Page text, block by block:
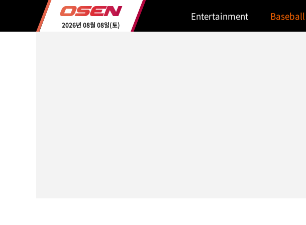
2026년 08월 08일(토)
Entertainment Baseball